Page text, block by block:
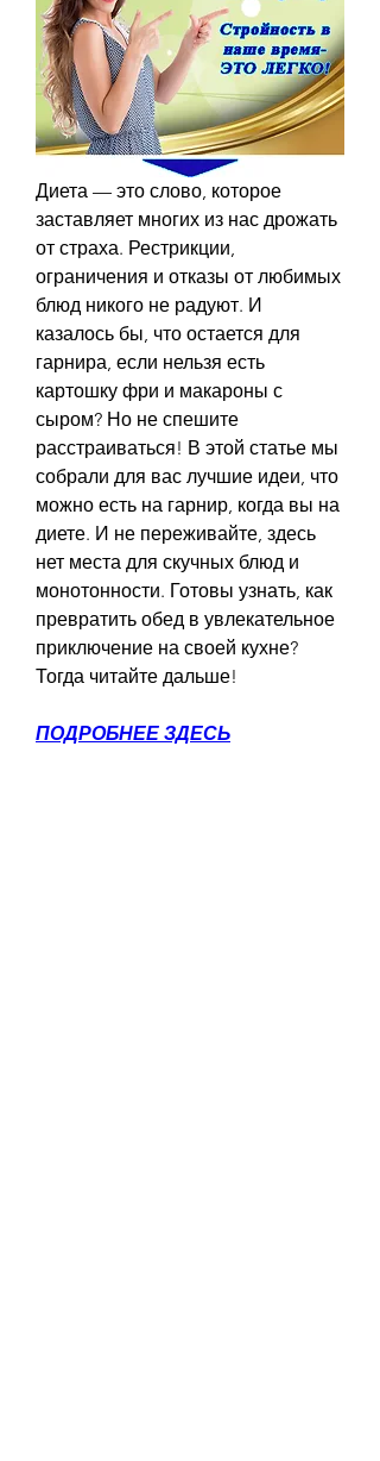
Диета — это слово, которое
заставляет многих из нас дрожать
от страха. Рестрикции,
ограничения и отказы от любимых
блюд никого не радуют. И
казалось бы, что остается для
гарнира, если нельзя есть
картошку фри и макароны с
сыром? Но не спешите
расстраиваться! В этой статье мы
собрали для вас лучшие идеи, что
можно есть на гарнир, когда вы на
диете. И не переживайте, здесь
нет места для скучных блюд и
монотонности. Готовы узнать, как
превратить обед в увлекательное
приключение на своей кухне?
Тогда читайте дальше!
ПОДРОБНЕЕ ЗДЕСЬ